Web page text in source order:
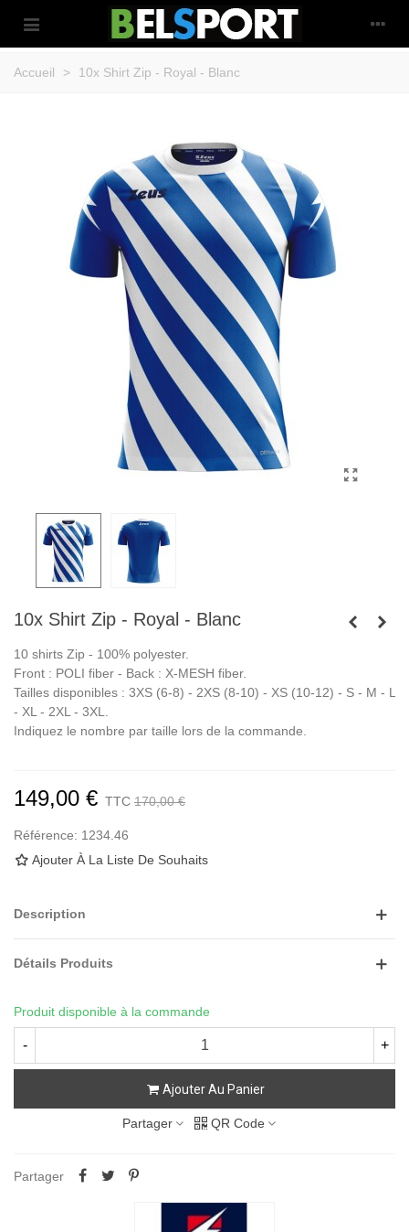
Accueil > 10x Shirt Zip - Royal - Blanc
10x Shirt Zip - Royal - Blanc
10 shirts Zip - 100% polyester.
Front : POLI fiber - Back : X-MESH fiber.
Tailles disponibles : 3XS (6-8) - 2XS (8-10) - XS (10-12) - S - M - L
- XL - 2XL - 3XL.
Indiquez le nombre par taille lors de la commande.
149,00 € TTC 170,00 €
Référence: 1234.46
Ajouter À La Liste De Souhaits
Description
Détails Produits
Produit disponible à la commande
- +
Ajouter Au Panier
Partager QR Code
Partager